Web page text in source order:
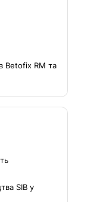
Betofix RM та
SIB у